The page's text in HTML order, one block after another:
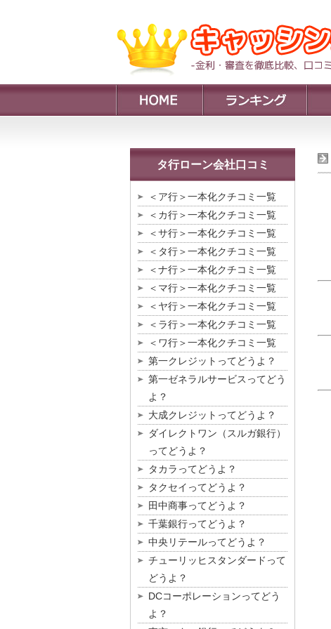
タ行ローン会社口コミ
＜ア行＞一本化クチコミ一覧
＜カ行＞一本化クチコミ一覧
＜サ行＞一本化クチコミ一覧
＜タ行＞一本化クチコミ一覧
＜ナ行＞一本化クチコミ一覧
＜マ行＞一本化クチコミ一覧
＜ヤ行＞一本化クチコミ一覧
＜ラ行＞一本化クチコミ一覧
＜ワ行＞一本化クチコミ一覧
第一クレジットってどうよ？
第一ゼネラルサービスってどう
よ？
大成クレジットってどうよ？
ダイレクトワン（スルガ銀行）
ってどうよ？
タカラってどうよ？
タクセイってどうよ？
田中商事ってどうよ？
千葉銀行ってどうよ？
中央リテールってどうよ？
チューリッヒスタンダードって
どうよ？
DCコーポレーションってどう
よ？